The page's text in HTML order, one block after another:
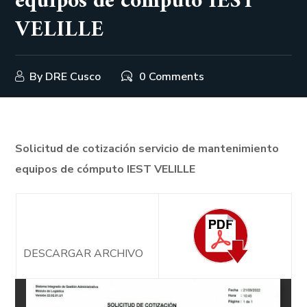
VELILLE
By DRE Cusco 0 Comments
Solicitud de cotización servicio de mantenimiento
equipos de cómputo IEST VELILLE
DESCARGAR ARCHIVO